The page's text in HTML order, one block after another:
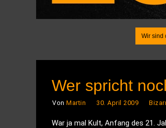
Wir sind
Wer spricht
Von Martin 30. April 2009
War ja mal Kult, Anfang des 21.